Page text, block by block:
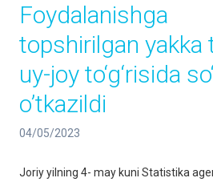
Foydalanishga
topshirilgan yakka
uy-joy to‘g‘risida
o’tkazildi
04/05/2023
Joriy yilning 4- may kuni Statistika